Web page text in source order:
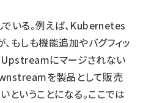
いる。例えば、Kubernetes
もしも機能追加やバグフィッ
Upstreamにマージされない
を製品として販売
ということになる。ここでは